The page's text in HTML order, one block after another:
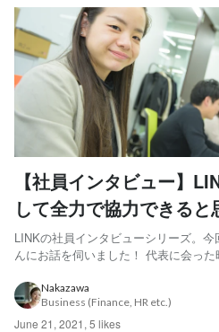
【社員インタビュー】
して全力で協力できると
LINKの社員インタビューシリーズ。
んにお話を伺いました！ 代表に会っ
そして芯のある島袋さん。まずはLINK
さい。 沖縄から上京してしばらくは、
Nakazawa
Business (Finance, HR etc.)
June 21, 2021 , 5 likes